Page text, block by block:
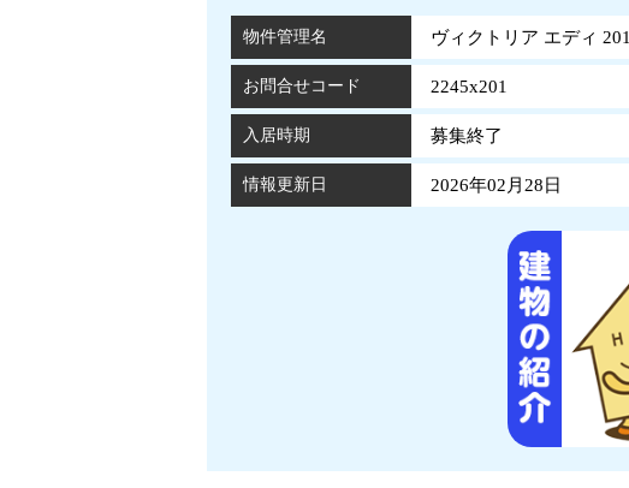
物件管理名 ヴィクトリア エディ 201
お問合せコード 2245x201
入居時期 募集終了
情報更新日 2026年02月28日